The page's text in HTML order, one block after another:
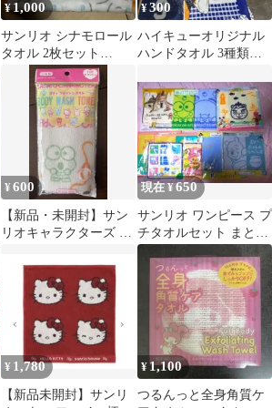
¥1,000
サンリオ シナモロール
タオル 2枚セット
ASAHI LIFE
¥300
ハイキューオリジナル
ハンドタオル 3種類セ
¥600
【新品・未開封】サン
リオキャラクターズ ボ
現在 ¥650
サンリオ ワンピース プ
チタオルセット まとめ
売り10枚セット
¥ 1,780
【新品未開封】サンリ
¥1,100
つるんっと全身角質ケ